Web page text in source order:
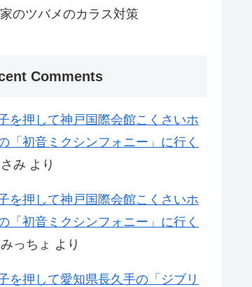
のツバメのカラス対策
Comments
を押して神戸国際会館こくさいホ
「初音ミクシンフォニー」に行く
み より
を押して神戸国際会館こくさいホ
「初音ミクシンフォニー」に行く
っちょ より
を押して愛知県長久手の「ジブリ